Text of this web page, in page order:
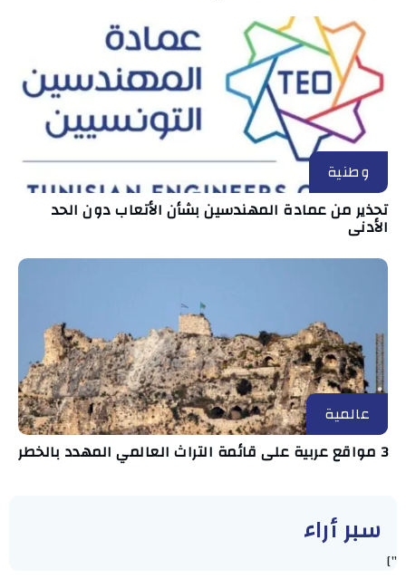
وطنية
تحذير من عمادة المهندسين بشأن الأتعاب دون الحد
الأدنى
عالمية
3 مواقع عربية على قائمة التراث العالمي المهدد بالخطر
سبر أراء
"]